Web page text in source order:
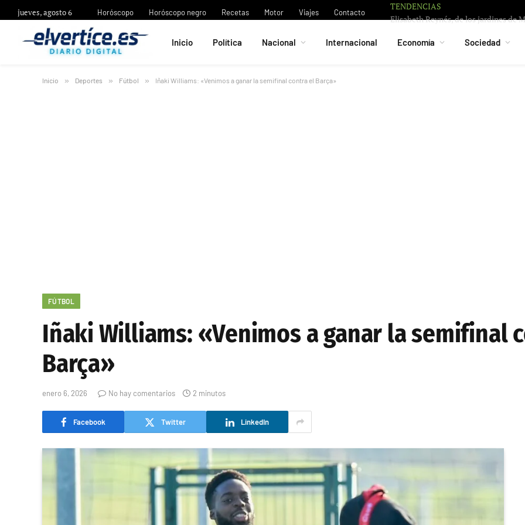
jueves, agosto 6 Horóscopo Horóscopo negro Recetas Motor Viajes Contacto
TENDENCIAS
Inicio Política Nacional Internacional Economía Sociedad
Inicio » Deportes » Fútbol » Iñaki Williams: «Venimos a ganar la semifinal contra el Barça»
FÚTBOL
Iñaki Williams: «Venimos a ganar la semifinal
Barça»
enero 6, 2026 No hay comentarios 2 minutos
Facebook Twitter LinkedIn